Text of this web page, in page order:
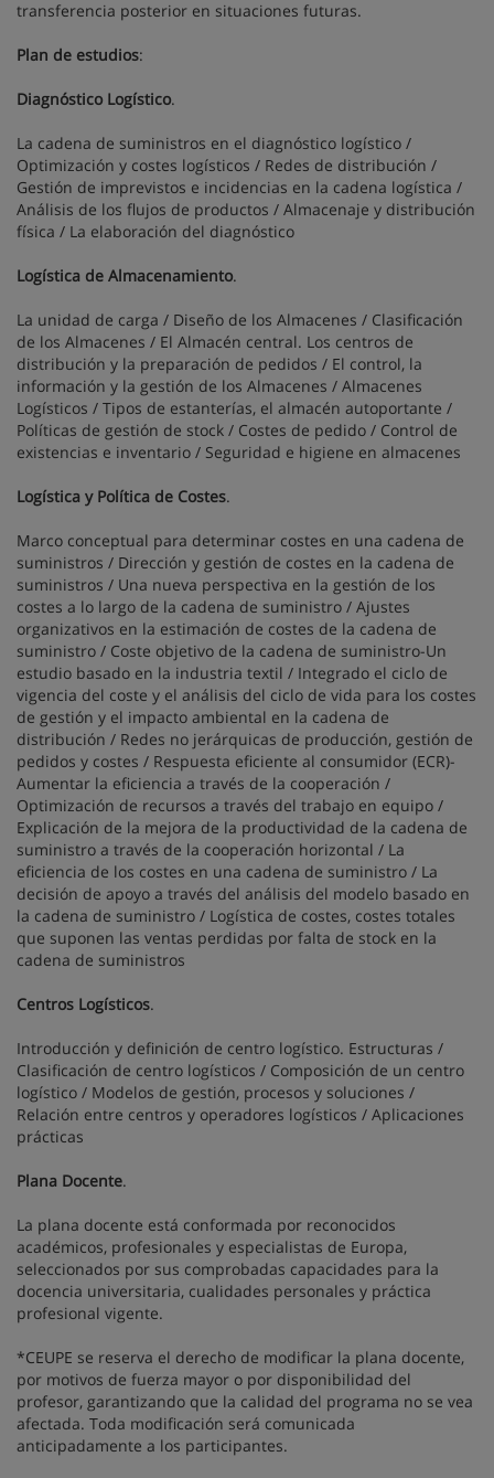
transferencia posterior en situaciones futuras.
Plan de estudios:
Diagnóstico Logístico.
La cadena de suministros en el diagnóstico logístico /
Optimización y costes logísticos / Redes de distribución /
Gestión de imprevistos e incidencias en la cadena logística /
Análisis de los flujos de productos / Almacenaje y distribución
física / La elaboración del diagnóstico
Logística de Almacenamiento.
La unidad de carga / Diseño de los Almacenes / Clasificación
de los Almacenes / El Almacén central. Los centros de
distribución y la preparación de pedidos / El control, la
información y la gestión de los Almacenes / Almacenes
Logísticos / Tipos de estanterías, el almacén autoportante /
Políticas de gestión de stock / Costes de pedido / Control de
existencias e inventario / Seguridad e higiene en almacenes
Logística y Política de Costes.
Marco conceptual para determinar costes en una cadena de
suministros / Dirección y gestión de costes en la cadena de
suministros / Una nueva perspectiva en la gestión de los
costes a lo largo de la cadena de suministro / Ajustes
organizativos en la estimación de costes de la cadena de
suministro / Coste objetivo de la cadena de suministro-Un
estudio basado en la industria textil / Integrado el ciclo de
vigencia del coste y el análisis del ciclo de vida para los costes
de gestión y el impacto ambiental en la cadena de
distribución / Redes no jerárquicas de producción, gestión de
pedidos y costes / Respuesta eficiente al consumidor (ECR)-
Aumentar la eficiencia a través de la cooperación /
Optimización de recursos a través del trabajo en equipo /
Explicación de la mejora de la productividad de la cadena de
suministro a través de la cooperación horizontal / La
eficiencia de los costes en una cadena de suministro / La
decisión de apoyo a través del análisis del modelo basado en
la cadena de suministro / Logística de costes, costes totales
que suponen las ventas perdidas por falta de stock en la
cadena de suministros
Centros Logísticos.
Introducción y definición de centro logístico. Estructuras /
Clasificación de centro logísticos / Composición de un centro
logístico / Modelos de gestión, procesos y soluciones /
Relación entre centros y operadores logísticos / Aplicaciones
prácticas
Plana Docente.
La plana docente está conformada por reconocidos
académicos, profesionales y especialistas de Europa,
seleccionados por sus comprobadas capacidades para la
docencia universitaria, cualidades personales y práctica
profesional vigente.
*CEUPE se reserva el derecho de modificar la plana docente,
por motivos de fuerza mayor o por disponibilidad del
profesor, garantizando que la calidad del programa no se vea
afectada. Toda modificación será comunicada
anticipadamente a los participantes.